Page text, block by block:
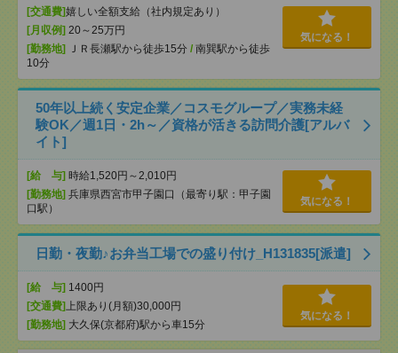
[交通費]嬉しい全額支給（社内規定あり）
[月収例] 20～25万円
[勤務地]
ＪＲ長瀬駅から徒歩15分 / 南巽駅から徒歩
10分
気になる！
50年以上続く安定企業／コスモグループ／実務未経
験OK／週1日・2h～／資格が活きる訪問介護[アルバ
イト]
[給 与] 時給1,520円～2,010円
[勤務地] 兵庫県西宮市甲子園口（最寄り駅：甲子園
口駅）
気になる！
日勤・夜勤♪お弁当工場での盛り付け_H131835[派遣]
[給 与] 1400円
[交通費] 上限あり(月額)30,000円
[勤務地] 大久保(京都府)駅から車15分
気になる！